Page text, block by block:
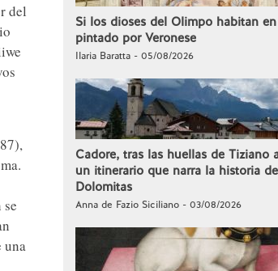
del
una
Si los dioses del Olimpo habitan
pintado por Veronese
Ilaria Baratta - 05/08/2026
Cadore, tras las huellas de Tiziano
un itinerario que narra la historia
Dolomitas
Anna de Fazio Siciliano - 03/08/2026